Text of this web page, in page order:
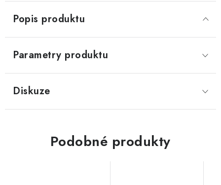
Popis produktu
Parametry produktu
Diskuze
Podobné produkty